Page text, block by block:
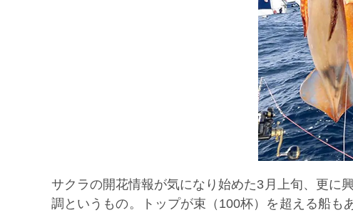
サクラの開花情報が気になり始めた3月上旬、更に
調というもの。トップが束（100杯）を超える船も